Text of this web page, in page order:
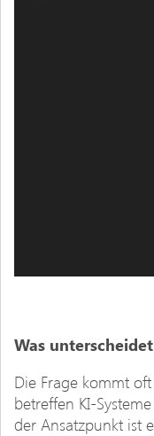
Was
Die Frage kommt
betreffen KI-
der Ansatzpunkt ist